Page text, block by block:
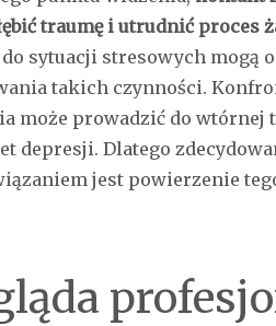
traumę i utrudnić proces
sytuacji stresowych mogą
takich czynności.
może prowadzić do wtórnej
depresji. Dlatego
jest powierzenie